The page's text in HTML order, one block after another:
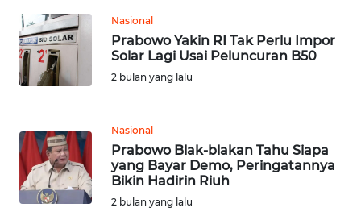
Nasional
Prabowo Yakin RI Tak Perlu Impor
Solar Lagi Usai Peluncuran B50
2 bulan yang lalu
Nasional
Prabowo Blak-blakan Tahu Siapa
yang Bayar Demo, Peringatannya
Bikin Hadirin Riuh
2 bulan yang lalu
WN
MALUKU
WN
DAIRI